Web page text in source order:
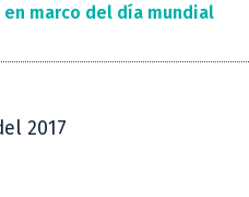
marco del día mundial
2017